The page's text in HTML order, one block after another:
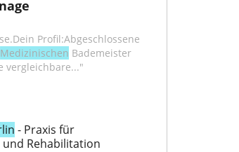
Profil:Abgeschlossene
Medizinischen Bademeister
vergleichbare..."
- Praxis für
Rehabilitation